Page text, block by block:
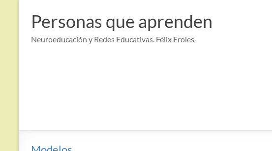
contenido
Personas que aprenden
Neuroeducación y Redes Educativas. Félix Eroles